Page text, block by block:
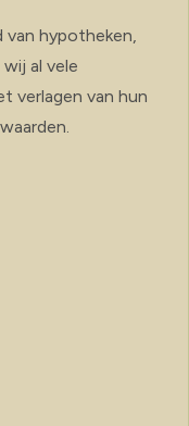
van hypotheken,
al vele
verlagen van hun